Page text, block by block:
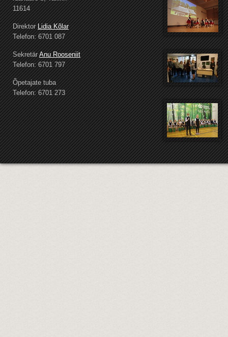
11614
DirektorLidia Kõlar
Telefon: 6701 087
SekretärAnu Rooseniit
Telefon: 6701 797
Õpetajate tuba
Telefon: 6701 273